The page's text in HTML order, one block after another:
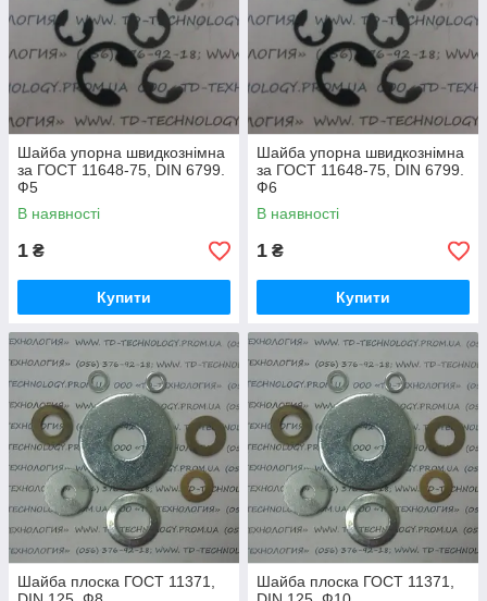
Шайба упорна швидкознімна
за ГОСТ 11648-75, DIN 6799.
Ф5
В наявності
1 ₴
Купити
Шайба упорна швидкознімна
за ГОСТ 11648-75, DIN 6799.
Ф6
В наявності
1 ₴
Купити
Шайба плоска ГОСТ 11371,
Шайба плоска ГОСТ 11371,